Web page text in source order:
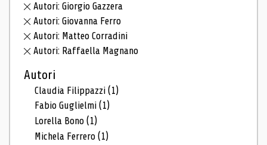
Autori: Giorgio Gazzera
Autori: Giovanna Ferro
Autori: Matteo Corradini
Autori: Raffaella Magnano
Autori
Claudia Filippazzi(1)
Fabio Guglielmi(1)
Lorella Bono(1)
Michela Ferrero(1)